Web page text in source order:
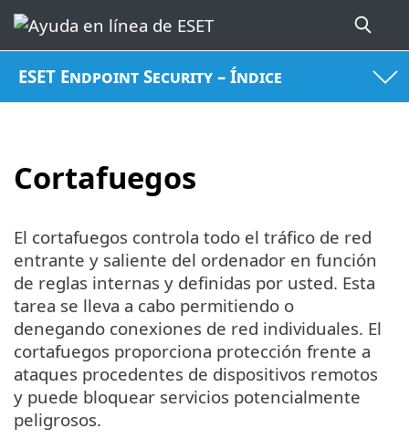
ESET Endpoint Security – Índice
Cortafuegos
El cortafuegos controla todo el tráfico de red
entrante y saliente del ordenador en función
de reglas internas y definidas por usted. Esta
tarea se lleva a cabo permitiendo o
denegando conexiones de red individuales. El
cortafuegos proporciona protección frente a
ataques procedentes de dispositivos remotos
y puede bloquear servicios potencialmente
peligrosos.